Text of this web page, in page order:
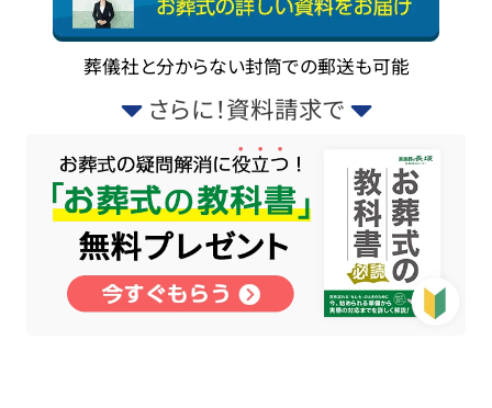
葬儀社と分からない封筒での郵送も可能
さらに！資料請求で